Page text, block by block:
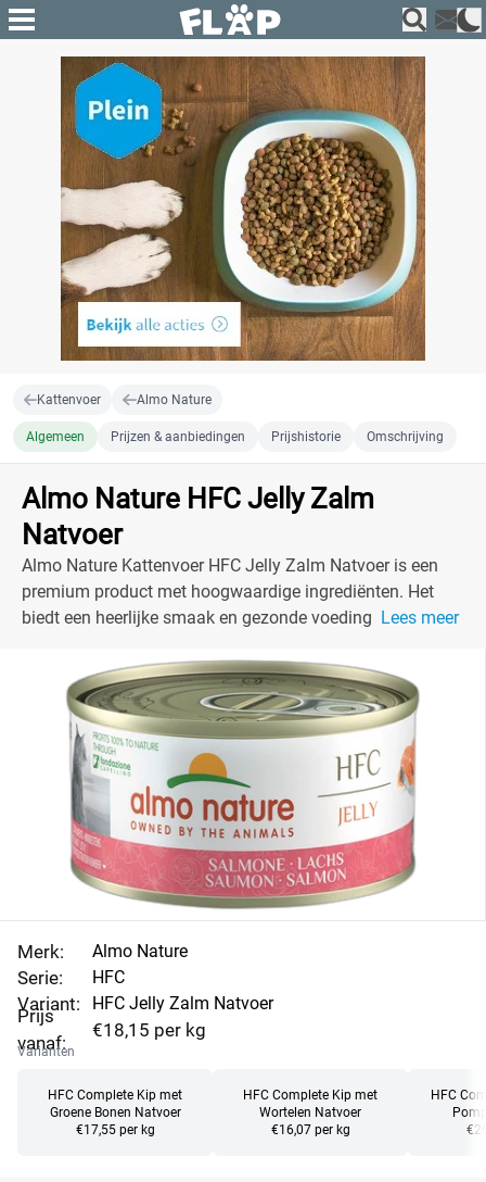
Kattenvoer Almo Nature
Algemeen Prijzen & aanbiedingen Prijshistorie Omschrijving
Almo Nature HFC Jelly Zalm
Natvoer
Almo Nature Kattenvoer HFC Jelly Zalm Natvoer is een
premium product met hoogwaardige ingrediënten. Het
biedt een heerlijke smaak en gezonde voeding voor jouw
Lees meer
Merk:
Serie:
Variant:
Prijs
vanaf:
Almo Nature
HFC
HFC Jelly Zalm Natvoer
€18,15 per kg
Varianten
HFC Complete Kip met
Groene Bonen Natvoer
€17,55 per kg
HFC Complete Kip met
Wortelen Natvoer
€16,07 per kg
HFC